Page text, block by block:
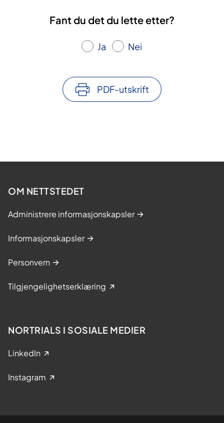
Fant du det du lette etter?
Ja Nei
PDF-utskrift
OM NETTSTEDET
Administrere informasjonskapsler
Informasjonskapsler
Personvern
Tilgjengelighetserklæring
NORTRIALS I SOSIALE MEDIER
LinkedIn
Instagram